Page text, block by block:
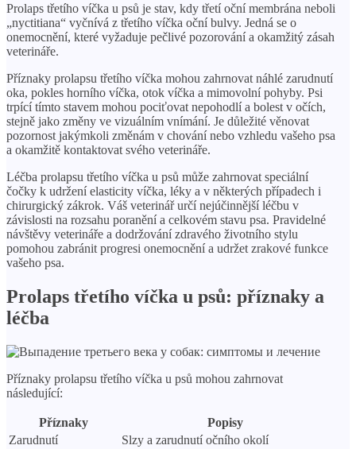
Prolaps třetího víčka u psů je stav, kdy třetí oční membrána neboli
„nyctitiana“ vyčnívá z třetího víčka oční bulvy. Jedná se o
onemocnění, které vyžaduje pečlivé pozorování a okamžitý zásah
veterináře.
Příznaky prolapsu třetího víčka mohou zahrnovat náhlé zarudnutí
oka, pokles horního víčka, otok víčka a mimovolní pohyby. Psi
trpící tímto stavem mohou pociťovat nepohodlí a bolest v očích,
stejně jako změny ve vizuálním vnímání. Je důležité věnovat
pozornost jakýmkoli změnám v chování nebo vzhledu vašeho psa
a okamžitě kontaktovat svého veterináře.
Léčba prolapsu třetího víčka u psů může zahrnovat speciální
čočky k udržení elasticity víčka, léky a v některých případech i
chirurgický zákrok. Váš veterinář určí nejúčinnější léčbu v
závislosti na rozsahu poranění a celkovém stavu psa. Pravidelné
návštěvy veterináře a dodržování zdravého životního stylu
pomohou zabránit progresi onemocnění a udržet zrakové funkce
vašeho psa.
Prolaps třetího víčka u psů: příznaky a
léčba
Příznaky prolapsu třetího víčka u psů mohou zahrnovat
následující:
Příznaky
Popisy
Zarudnutí
Slzy a zarudnutí očního okolí